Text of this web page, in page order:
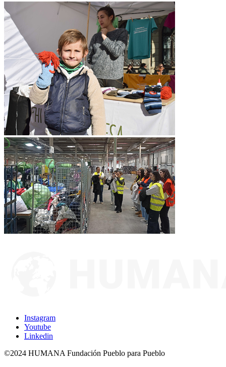
Instagram
Youtube
Linkedin
©2024 HUMANA Fundación Pueblo para Pueblo